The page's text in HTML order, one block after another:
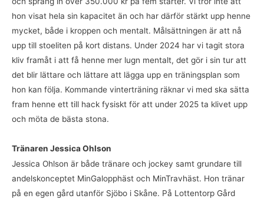
hon visat hela sin kapacitet än och har därför stärkt upp henne
mycket, både i kroppen och mentalt. Målsättningen är att nå
upp till stoeliten på kort distans. Under 2024 har vi tagit stora
kliv framåt i att få henne mer lugn mentalt, det gör i sin tur att
det blir lättare och lättare att lägga upp en träningsplan som
hon kan följa. Kommande vinterträning räknar vi med ska sätta
fram henne ett till hack fysiskt för att under 2025 ta klivet upp
och möta de bästa stona.
Tränaren Jessica Ohlson
Jessica Ohlson är både tränare och jockey samt grundare till
andelskonceptet MinGalopphäst och MinTravhäst. Hon tränar
på en egen gård utanför Sjöbo i Skåne. På Lottentorp Gård